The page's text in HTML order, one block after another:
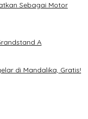
Sebagai Motor
A
di Mandalika, Gratis!